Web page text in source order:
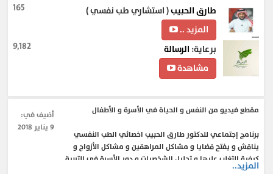
165 طارق الحبيب( استشاري طب نفسي )
المزيد ..
9,182
برعاية: الرسالة
مشاهدة
أضيف في:
9 يناير 2018
مقطع فيديو من النفس و الحياة في الأسرة و الأطفال
برنامج إجتماعي للدكتور طارق الحبيب اخصائي الطب النفسي
يناقش و يفتح قضايا و مشاكل المراهقين و مشاكل الأزواج و
كيفية التغلب عليها و تحليل الشخصيات و دور الأسرة في التربية .
المزيد..